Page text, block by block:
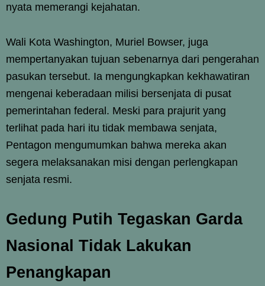
nyata memerangi kejahatan.
Wali Kota Washington, Muriel Bowser, juga
mempertanyakan tujuan sebenarnya dari pengerahan
pasukan tersebut. Ia mengungkapkan kekhawatiran
mengenai keberadaan milisi bersenjata di pusat
pemerintahan federal. Meski para prajurit yang
terlihat pada hari itu tidak membawa senjata,
Pentagon mengumumkan bahwa mereka akan
segera melaksanakan misi dengan perlengkapan
senjata resmi.
Gedung Putih Tegaskan Garda
Nasional Tidak Lakukan
Penangkapan